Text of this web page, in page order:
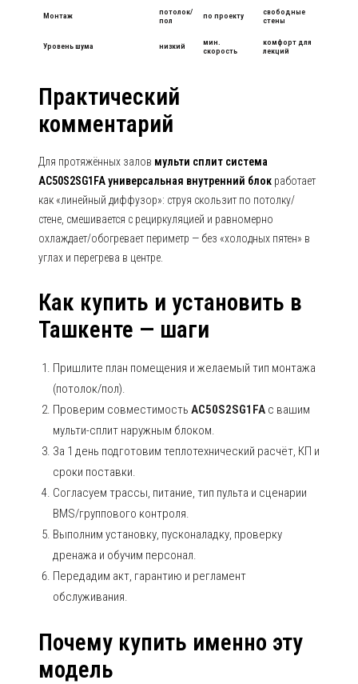
Монтаж
потолок/
пол
по проекту
свободные
стены
Уровень шума низкий
мин.
скорость
комфорт для
лекций
Практический
комментарий
Для протяжённых залов мульти сплит система
AC50S2SG1FA универсальная внутренний блок работает
как «линейный диффузор»: струя скользит по потолку/
стене, смешивается с рециркуляцией и равномерно
охлаждает/обогревает периметр — без «холодных пятен» в
углах и перегрева в центре.
Как купить и установить в
Ташкенте — шаги
Пришлите план помещения и желаемый тип монтажа
(потолок/пол).
Проверим совместимость AC50S2SG1FA с вашим
мульти-сплит наружным блоком.
За 1 день подготовим теплотехнический расчёт, КП и
сроки поставки.
Согласуем трассы, питание, тип пульта и сценарии
BMS/группового контроля.
Выполним установку, пусконаладку, проверку
дренажа и обучим персонал.
Передадим акт, гарантию и регламент
обслуживания.
Почему купить именно эту
модель